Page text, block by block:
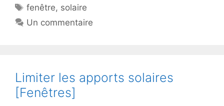
Étiquettes
fenêtre, solaire
Un commentaire
Limiter les apports solaires
[Fenêtres]